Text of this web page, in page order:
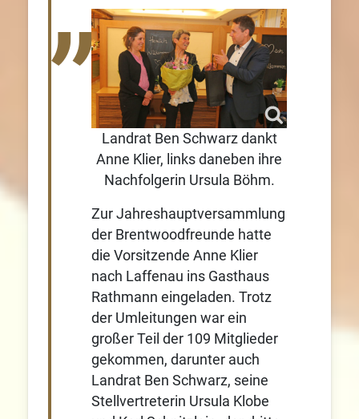
Landrat Ben Schwarz dankt
Anne Klier, links daneben ihre
Nachfolgerin Ursula Böhm.
Zur Jahreshauptversammlung
der Brentwoodfreunde hatte
die Vorsitzende Anne Klier
nach Laffenau ins Gasthaus
Rathmann eingeladen. Trotz
der Umleitungen war ein
großer Teil der 109 Mitglieder
gekommen, darunter auch
Landrat Ben Schwarz, seine
Stellvertreterin Ursula Klobe